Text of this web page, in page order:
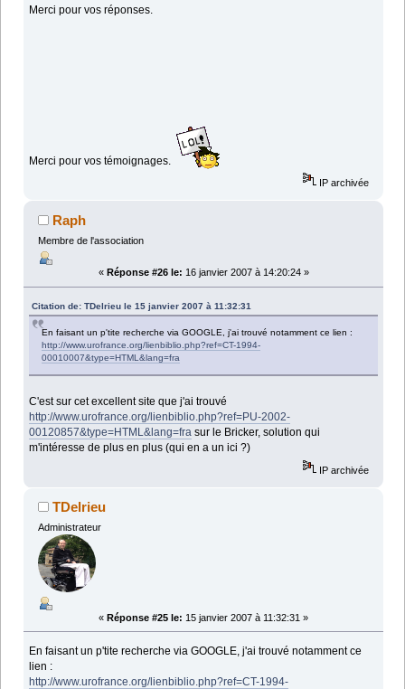
Merci pour vos réponses.
Merci pour vos témoignages.
IP archivée
Raph
Membre de l'association
« Réponse #26 le: 16 janvier 2007 à 14:20:24 »
Citation de: TDelrieu le 15 janvier 2007 à 11:32:31
En faisant un p'tite recherche via GOOGLE, j'ai trouvé notamment ce lien :
http://www.urofrance.org/lienbiblio.php?ref=CT-1994-
00010007&type=HTML&lang=fra
C'est sur cet excellent site que j'ai trouvé
http://www.urofrance.org/lienbiblio.php?ref=PU-2002-
00120857&type=HTML&lang=fra sur le Bricker, solution qui
m'intéresse de plus en plus (qui en a un ici ?)
IP archivée
TDelrieu
Administrateur
« Réponse #25 le: 15 janvier 2007 à 11:32:31 »
En faisant un p'tite recherche via GOOGLE, j'ai trouvé notamment ce
lien :
http://www.urofrance.org/lienbiblio.php?ref=CT-1994-